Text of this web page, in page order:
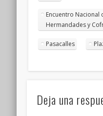
Encuentro Nacional
Hermandades y
Pasacalles
Deja una